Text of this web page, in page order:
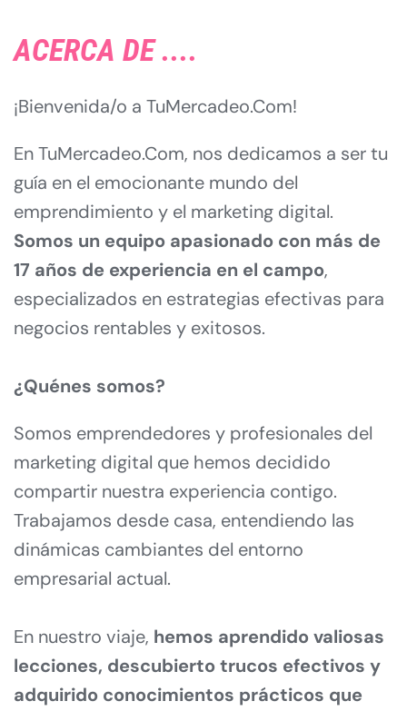
ACERCA DE ....
¡Bienvenida/o a TuMercadeo.Com!
En TuMercadeo.Com, nos dedicamos a ser tu
guía en el emocionante mundo del
emprendimiento y el marketing digital.
Somos un equipo apasionado con más de
17 años de experiencia en el campo,
especializados en estrategias efectivas para
negocios rentables y exitosos.
¿Quénes somos?
Somos emprendedores y profesionales del
marketing digital que hemos decidido
compartir nuestra experiencia contigo.
Trabajamos desde casa, entendiendo las
dinámicas cambiantes del entorno
empresarial actual.
En nuestro viaje, hemos aprendido valiosas
lecciones, descubierto trucos efectivos y
adquirido conocimientos prácticos que